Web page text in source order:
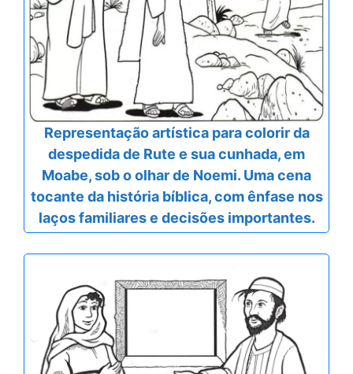
Representação artística para colorir da
despedida de Rute e sua cunhada, em
Moabe, sob o olhar de Noemi. Uma cena
tocante da história bíblica, com ênfase nos
laços familiares e decisões importantes.